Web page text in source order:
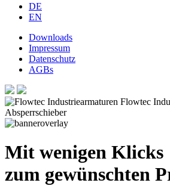
DE
EN
Downloads
Impressum
Datenschutz
AGBs
Mit wenigen Klicks
zum gewünschten